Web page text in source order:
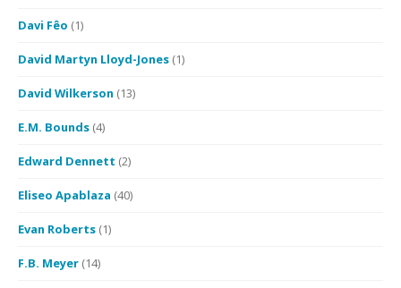
Davi Fêo (1)
David Martyn Lloyd-Jones (1)
David Wilkerson (13)
E.M. Bounds (4)
Edward Dennett (2)
Eliseo Apablaza (40)
Evan Roberts (1)
F.B. Meyer (14)